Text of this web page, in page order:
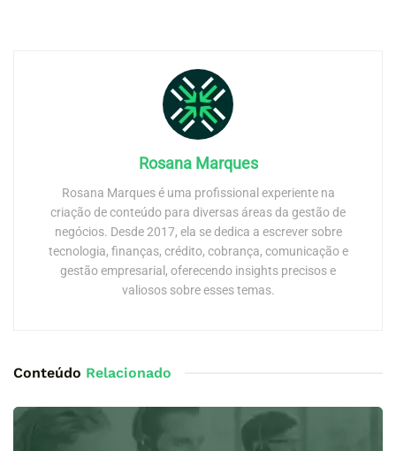
Rosana Marques
Rosana Marques é uma profissional experiente na
criação de conteúdo para diversas áreas da gestão de
negócios. Desde 2017, ela se dedica a escrever sobre
tecnologia, finanças, crédito, cobrança, comunicação e
gestão empresarial, oferecendo insights precisos e
valiosos sobre esses temas.
Conteúdo Relacionado